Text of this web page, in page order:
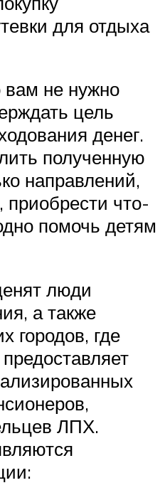
для отдыха
не нужно
цель
денег.
полученную
направлений,
что-
помочь детям
люди
а также
городов, где
ЛПХ.